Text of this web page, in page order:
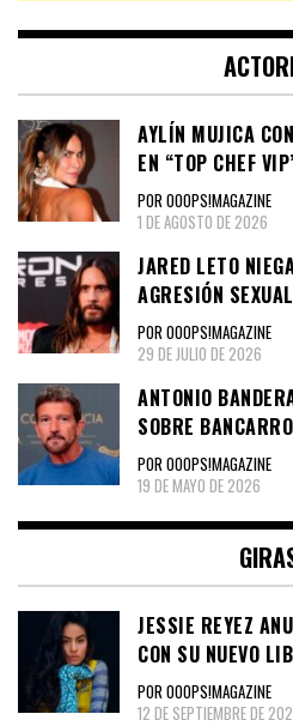
AYLÍN MUJICA
EN “TOP CHEF
POR OOOPS!MAGAZINE
1 DE AGOSTO DE 2026
JARED LETO
AGRESIÓN
POR OOOPS!MAGAZINE
29 DE JULIO DE 2026
ANTONIO
SOBRE
POR OOOPS!MAGAZINE
19 DE MAYO DE 2026
JESSIE REYEZ
CON SU NUEVO
POR OOOPS!MAGAZINE
12 DE SEPTIEMBRE DE